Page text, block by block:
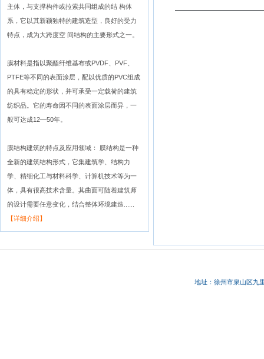
主体，与支撑构件或拉索共同组成的结 构体
系，它以其新颖独特的建筑造型，良好的受力
特点，成为大跨度空 间结构的主要形式之一。
膜材料是指以聚酯纤维基布或PVDF、PVF、
PTFE等不同的表面涂层，配以优质的PVC组成
的具有稳定的形状，并可承受一定载荷的建筑
纺织品。它的寿命因不同的表面涂层而异，一
般可达成12—50年。
膜结构建筑的特点及应用领域： 膜结构是一种
全新的建筑结构形式，它集建筑学、结构力
学、精细化工与材料科学、计算机技术等为一
体，具有很高技术含量。其曲面可随着建筑师
的设计需要任意变化，结合整体环境建造......
【详细介绍】
地址：徐州市泉山区九